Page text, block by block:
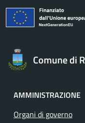
Comune di
AMMINISTRAZIONE
Organi di governo